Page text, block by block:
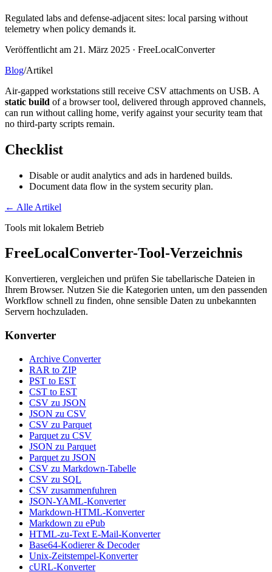
Regulated labs and defense-adjacent sites: local parsing without
telemetry when policy demands it.
Veröffentlicht am 21. März 2025 · FreeLocalConverter
Blog/Artikel
Air-gapped workstations still receive CSV attachments on USB. A
static build of a browser tool, delivered through approved channels,
can run without calling home, verify against your security team that
no third-party scripts remain.
Checklist
Disable or audit analytics and ads in hardened builds.
Document data flow in the system security plan.
← Alle Artikel
Tools mit lokalem Betrieb
FreeLocalConverter-Tool-Verzeichnis
Konvertieren, vergleichen und prüfen Sie tabellarische Dateien in
Ihrem Browser. Nutzen Sie die Kategorien unten, um den passenden
Workflow schnell zu finden, ohne sensible Daten zu unbekannten
Servern hochzuladen.
Konverter
Archive Converter
RAR to ZIP
PST to EST
CST to EST
CSV zu JSON
JSON zu CSV
CSV zu Parquet
Parquet zu CSV
JSON zu Parquet
Parquet zu JSON
CSV zu Markdown-Tabelle
CSV zu SQL
CSV zusammenfuhren
JSON-YAML-Konverter
Markdown-HTML-Konverter
Markdown zu ePub
HTML-zu-Text E-Mail-Konverter
Base64-Kodierer & Decoder
Unix-Zeitstempel-Konverter
cURL-Konverter